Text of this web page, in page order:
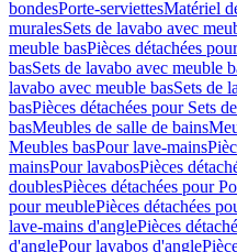
bondesPorte-serviettesMatériel
muralesSets de lavabo avec
meuble basPièces détachées
basSets de lavabo avec meuble
lavabo avec meuble basSets de
basPièces détachées pour Sets
basMeubles de salle de bains
Meubles basPour lave-mains
mainsPour lavabosPièces
doublesPièces détachées pour
pour meublePièces détachées
lave-mains d'anglePièces
d'anglePour lavabos d'angle